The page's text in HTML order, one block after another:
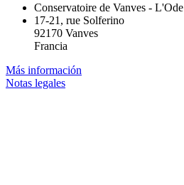
Conservatoire de Vanves - L'Ode
17-21, rue Solferino
92170 Vanves
Francia
Más información
Notas legales